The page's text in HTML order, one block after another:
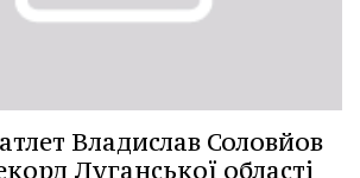
Владислав Соловйов
Луганської області